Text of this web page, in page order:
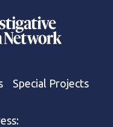
Special Projects